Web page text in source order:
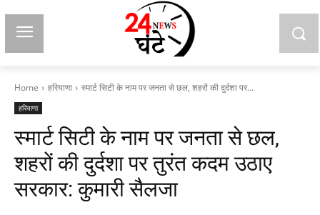
Home हरियाणा स्मार्ट सिटी के नाम पर जनता से छल, शहरों की दुर्दशा पर...
हरियाणा
स्मार्ट सिटी के नाम पर जनता से छल,
शहरों की दुर्दशा पर तुरंत कदम उठाए
सरकार: कुमारी सैलजा